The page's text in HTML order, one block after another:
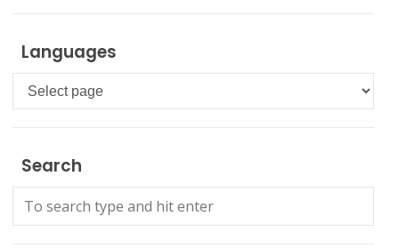
Languages
Languages
Search